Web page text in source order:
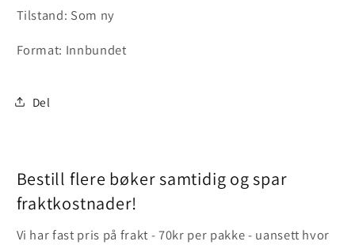
Tilstand: Som ny
Format: Innbundet
Del
Bestill flere bøker samtidig og spar
fraktkostnader!
Vi har fast pris på frakt - 70kr per pakke - uansett hvor